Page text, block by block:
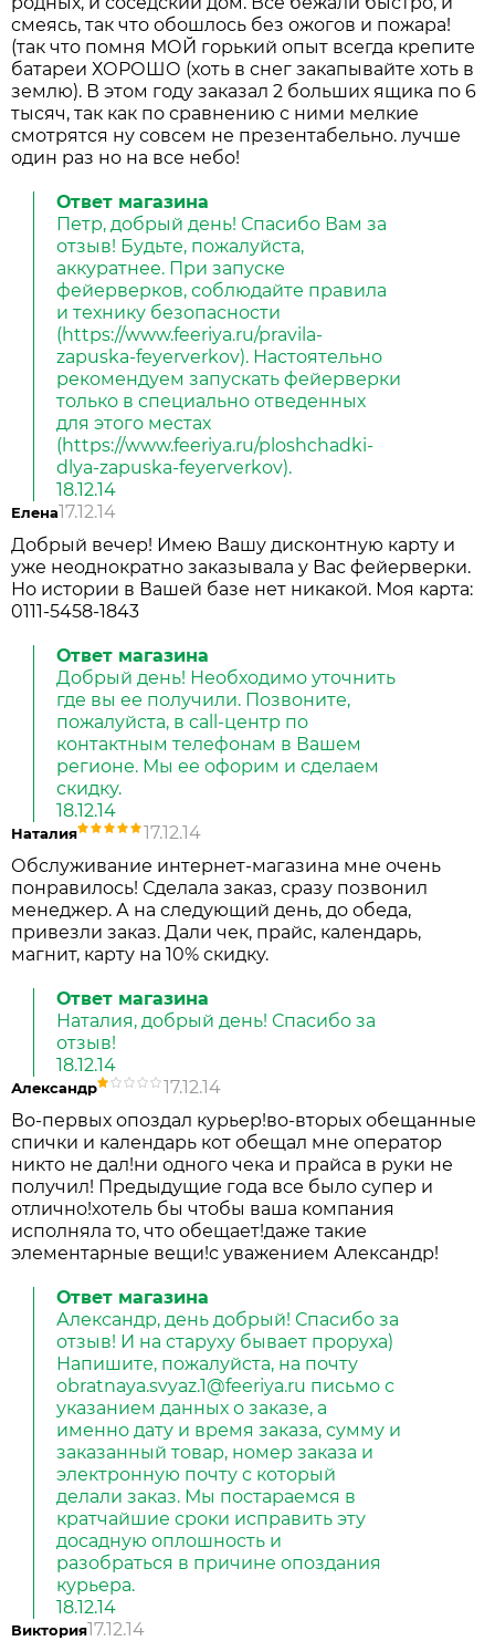
смеясь, так что обошлось без ожогов и пожара!
(так что помня МОЙ горький опыт всегда крепите
батареи ХОРОШО (хоть в снег закапывайте хоть в
землю). В этом году заказал 2 больших ящика по 6
тысяч, так как по сравнению с ними мелкие
смотрятся ну совсем не презентабельно. лучше
один раз но на все небо!
Ответ магазина
Петр, добрый день! Спасибо Вам за
отзыв! Будьте, пожалуйста,
аккуратнее. При запуске
фейерверков, соблюдайте правила
и технику безопасности
(https://www.feeriya.ru/pravila-
zapuska-feyerverkov). Настоятельно
рекомендуем запускать фейерверки
только в специально отведенных
для этого местах
(https://www.feeriya.ru/ploshchadki-
dlya-zapuska-feyerverkov).
18.12.14
Елена17.12.14
Добрый вечер! Имею Вашу дисконтную карту и
уже неоднократно заказывала у Вас фейерверки.
Но истории в Вашей базе нет никакой. Моя карта:
0111-5458-1843
Ответ магазина
Добрый день! Необходимо уточнить
где вы ее получили. Позвоните,
пожалуйста, в call-центр по
контактным телефонам в Вашем
регионе. Мы ее офорим и сделаем
скидку.
18.12.14
Наталия
17.12.14
Обслуживание интернет-магазина мне очень
понравилось! Сделала заказ, сразу позвонил
менеджер. А на следующий день, до обеда,
привезли заказ. Дали чек, прайс, календарь,
магнит, карту на 10% скидку.
Ответ магазина
Наталия, добрый день! Спасибо за
отзыв!
18.12.14
Александр
17.12.14
Во-первых опоздал курьер!во-вторых обещанные
спички и календарь кот обещал мне оператор
никто не дал!ни одного чека и прайса в руки не
получил! Предыдущие года все было супер и
отлично!хотель бы чтобы ваша компания
исполняла то, что обещает!даже такие
элементарные вещи!с уважением Александр!
Ответ магазина
Александр, день добрый! Спасибо за
отзыв! И на старуху бывает проруха)
Напишите, пожалуйста, на почту
obratnaya.svyaz.1@feeriya.ru письмо с
указанием данных о заказе, а
именно дату и время заказа, сумму и
заказанный товар, номер заказа и
электронную почту с который
делали заказ. Мы постараемся в
кратчайшие сроки исправить эту
досадную оплошность и
разобраться в причине опоздания
курьера.
18.12.14
Виктория17.12.14